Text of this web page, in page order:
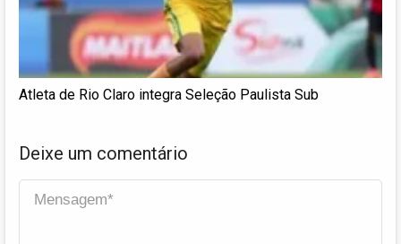
Atleta de Rio Claro integra Seleção Paulista Sub
Deixe um comentário